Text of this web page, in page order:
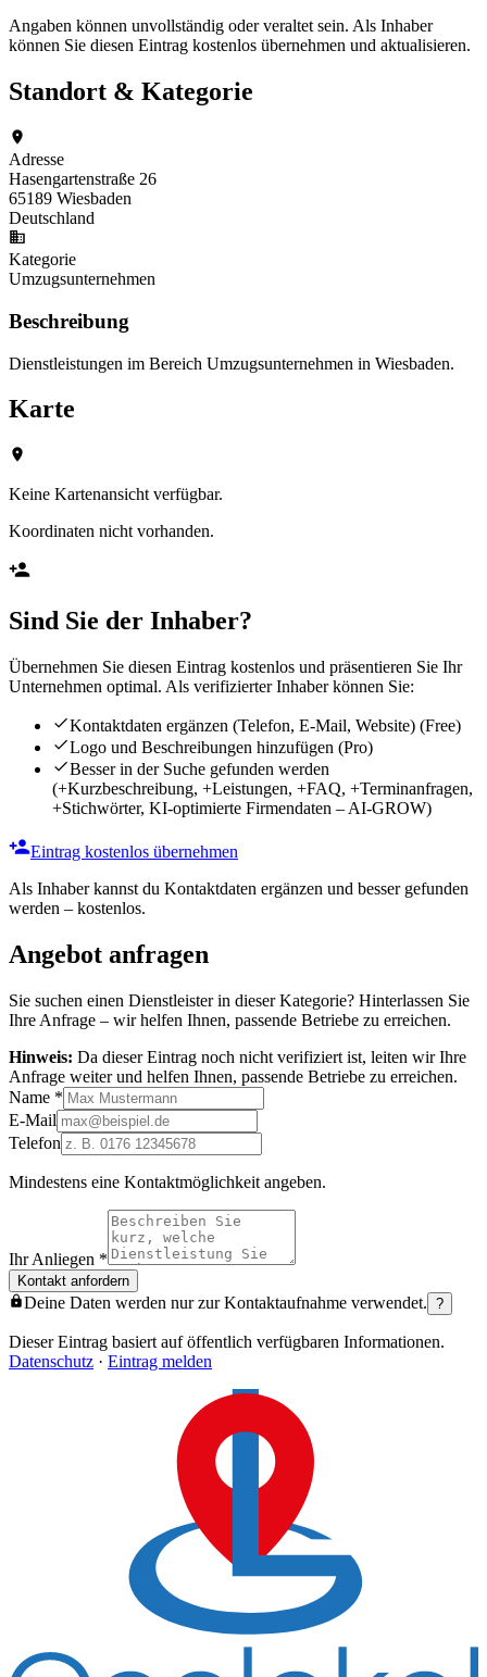
Angaben können unvollständig oder veraltet sein. Als Inhaber
können Sie diesen Eintrag kostenlos übernehmen und aktualisieren.
Standort & Kategorie
Adresse
Hasengartenstraße 26
65189 Wiesbaden
Deutschland
Kategorie
Umzugsunternehmen
Beschreibung
Dienstleistungen im Bereich Umzugsunternehmen in Wiesbaden.
Karte
Keine Kartenansicht verfügbar.
Koordinaten nicht vorhanden.
Sind Sie der Inhaber?
Übernehmen Sie diesen Eintrag kostenlos und präsentieren Sie Ihr
Unternehmen optimal. Als verifizierter Inhaber können Sie:
Kontaktdaten ergänzen (Telefon, E-Mail, Website) (Free)
Logo und Beschreibungen hinzufügen (Pro)
Besser in der Suche gefunden werden
(+Kurzbeschreibung, +Leistungen, +FAQ, +Terminanfragen,
+Stichwörter, KI-optimierte Firmendaten – AI-GROW)
Eintrag kostenlos übernehmen
Als Inhaber kannst du Kontaktdaten ergänzen und besser gefunden
werden – kostenlos.
Angebot anfragen
Sie suchen einen Dienstleister in dieser Kategorie? Hinterlassen Sie
Ihre Anfrage – wir helfen Ihnen, passende Betriebe zu erreichen.
Hinweis: Da dieser Eintrag noch nicht verifiziert ist, leiten wir Ihre
Anfrage weiter und helfen Ihnen, passende Betriebe zu erreichen.
Name *
E-Mail
Telefon
Mindestens eine Kontaktmöglichkeit angeben.
Ihr Anliegen *
Kontakt anfordern
Deine Daten werden nur zur Kontaktaufnahme verwendet. ?
Dieser Eintrag basiert auf öffentlich verfügbaren Informationen.
Datenschutz · Eintrag melden